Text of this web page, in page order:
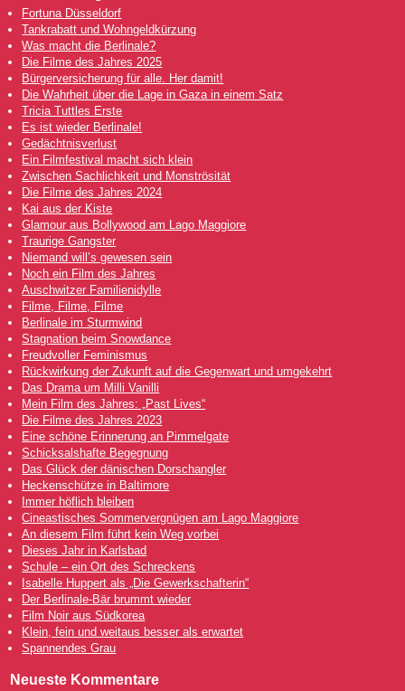
Fortuna Düsseldorf
Tankrabatt und Wohngeldkürzung
Was macht die Berlinale?
Die Filme des Jahres 2025
Bürgerversicherung für alle. Her damit!
Die Wahrheit über die Lage in Gaza in einem Satz
Tricia Tuttles Erste
Es ist wieder Berlinale!
Gedächtnisverlust
Ein Filmfestival macht sich klein
Zwischen Sachlichkeit und Monströsität
Die Filme des Jahres 2024
Kai aus der Kiste
Glamour aus Bollywood am Lago Maggiore
Traurige Gangster
Niemand will’s gewesen sein
Noch ein Film des Jahres
Auschwitzer Familienidylle
Filme, Filme, Filme
Berlinale im Sturmwind
Stagnation beim Snowdance
Freudvoller Feminismus
Rückwirkung der Zukunft auf die Gegenwart und umgekehrt
Das Drama um Milli Vanilli
Mein Film des Jahres: „Past Lives“
Die Filme des Jahres 2023
Eine schöne Erinnerung an Pimmelgate
Schicksalshafte Begegnung
Das Glück der dänischen Dorschangler
Heckenschütze in Baltimore
Immer höflich bleiben
Cineastisches Sommervergnügen am Lago Maggiore
An diesem Film führt kein Weg vorbei
Dieses Jahr in Karlsbad
Schule – ein Ort des Schreckens
Isabelle Huppert als „Die Gewerkschafterin“
Der Berlinale-Bär brummt wieder
Film Noir aus Südkorea
Klein, fein und weitaus besser als erwartet
Spannendes Grau
Neueste Kommentare